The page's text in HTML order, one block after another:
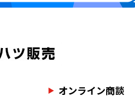
オンライン商談